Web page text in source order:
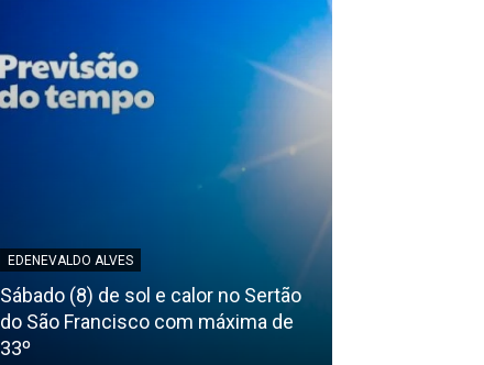
EDENEVALDO ALVES
Sábado (8) de sol e calor no Sertão
do São Francisco com máxima de
33º